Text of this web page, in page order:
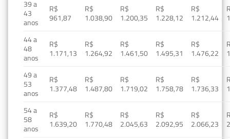
39 a
43
anos
R$
961,87
R$
1.038,90
R$
1.200,35
R$
1.228,12
R$
1.212,44
44 a
48
anos
R$
1.171,13
R$
1.264,92
R$
1.461,50
R$
1.495,31
R$
1.476,22
49 a
53
anos
R$
1.377,48
R$
1.487,80
R$
1.719,02
R$
1.758,78
R$
1.736,33
54 a
58
anos
R$
1.639,20
R$
1.770,48
R$
2.045,63
R$
2.092,95
R$
2.066,23